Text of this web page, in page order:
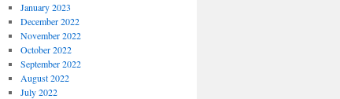
January 2023
December 2022
November 2022
October 2022
September 2022
August 2022
July 2022